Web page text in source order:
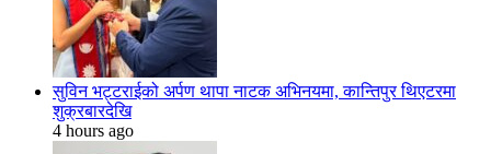
सुविन भट्टराईको अर्पण थापा नाटक अभिनयमा, कान्तिपुर थिएटरमा
शुक्रबारदेखि
4 hours ago